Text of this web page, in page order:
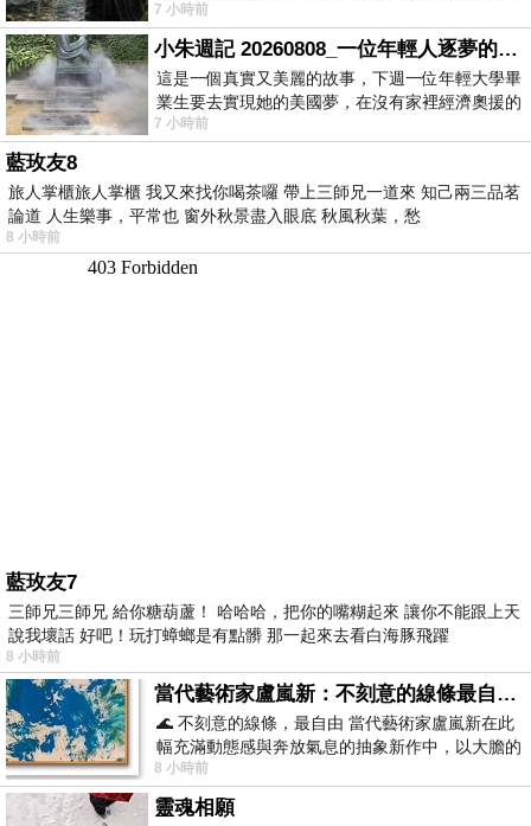
是只會到處甩鍋的雙標團隊，最近民進黨
7 小時前
小朱週記 20260808_一位年輕人逐夢的真實故事
這是一個真實又美麗的故事，下週一位年輕大學畢
業生要去實現她的美國夢，在沒有家裡經濟奧援的
情況下，靠著自我努力工作累積出國基
7 小時前
藍玫友8
旅人掌櫃旅人掌櫃 我又來找你喝茶囉 帶上三師兄一道來 知己兩三品茗
論道 人生樂事，平常也 窗外秋景盡入眼底 秋風秋葉，愁
8 小時前
藍玫友7
三師兄三師兄 給你糖葫蘆！ 哈哈哈，把你的嘴糊起來 讓你不能跟上天
說我壞話 好吧！玩打蟑螂是有點髒 那一起來去看白海豚飛躍
8 小時前
當代藝術家盧嵐新：不刻意的線條最自由，讓色彩流動、筆觸自己說話
🌊 不刻意的線條，最自由 當代藝術家盧嵐新在此
幅充滿動態感與奔放氣息的抽象新作中，以大膽的
藍色顏料在白色畫布上揮灑、壓印與流淌
8 小時前
靈魂相願